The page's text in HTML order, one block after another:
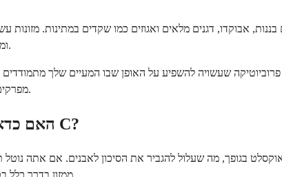
אבוקדו, דגנים מלאים ואגוזים כמו שקדים במתינות. מזונות
ומלונים תומכים גם בתפקוד הכליות הכולל.
שעשויה להשפיע על האופן שבו המעיים שלך
מפרקים אוקסלט במעיים שלך לפני שהוא נספג.
האם כדאי לדאוג לגבי תוספי ויטמין C?
C ממזון בדרך כלל בטוחה מכיוון שהכמויות נמוכות בהרבה.